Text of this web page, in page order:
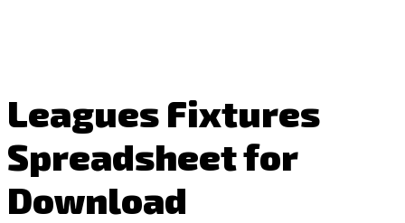
Leagues Fixtures
Spreadsheet for
Download